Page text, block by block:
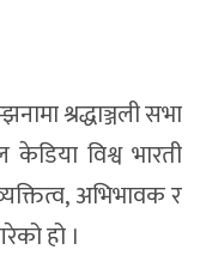
श्रद्धाञ्जली सभा
विश्व भारती
अभिभावक र
हो ।